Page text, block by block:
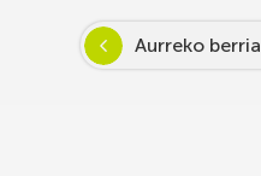
Aurreko berria